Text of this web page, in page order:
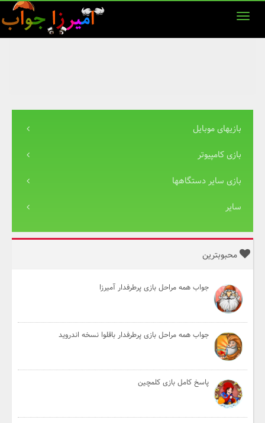
بازیهای موبایل
بازی کامپیوتر
بازی سایر دستگاهها
سایر
محبوبترین
جواب همه مراحل بازی پرطرفدار آمیرزا
جواب همه مراحل بازی پرطرفدار باقلوا نسخه اندروید
پاسخ کامل بازی کلمچین